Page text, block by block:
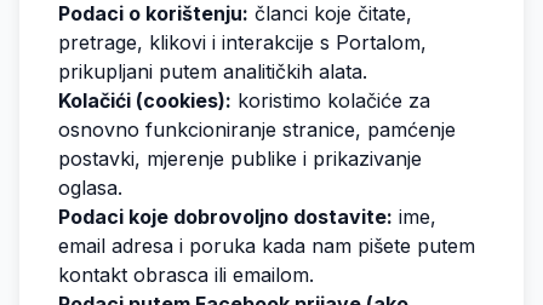
Podaci o korištenju: članci koje čitate,
pretrage, klikovi i interakcije s Portalom,
prikupljani putem analitičkih alata.
Kolačići (cookies): koristimo kolačiće za
osnovno funkcioniranje stranice, pamćenje
postavki, mjerenje publike i prikazivanje
oglasa.
Podaci koje dobrovoljno dostavite: ime,
email adresa i poruka kada nam pišete putem
kontakt obrasca ili emailom.